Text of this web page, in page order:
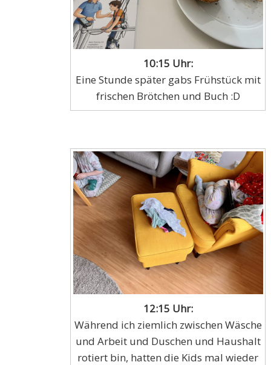
10:15 Uhr:
Eine Stunde später gabs Frühstück mit
frischen Brötchen und Buch :D
12:15 Uhr:
Während ich ziemlich zwischen Wäsche
und Arbeit und Duschen und Haushalt
rotiert bin, hatten die Kids mal wieder